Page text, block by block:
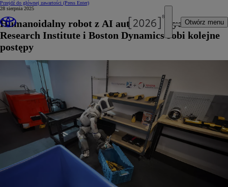
Przejdź do głównej zawartości (Press Enter)
Otwórz menu
28 sierpnia 2025
Humanoidalny robot z AI autorstwa Toyota
Research Institute i Boston Dynamics robi kolejne
postępy